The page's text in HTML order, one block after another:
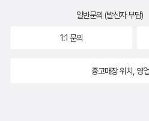
일반문의 (발신자 부담)
1:1 문의
중고매장 위치, 영